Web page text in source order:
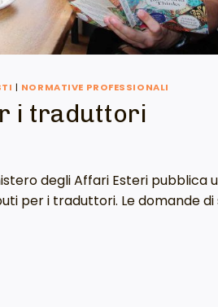
| NORMATIVE PROFESSIONALI
i traduttori
degli Affari Esteri pubblica
per i traduttori. Le domande di